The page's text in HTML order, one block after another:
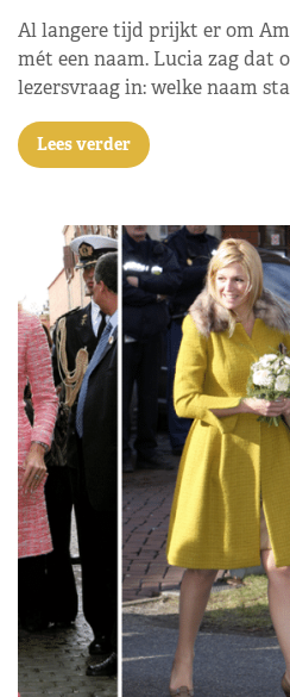
Al langere tijd prijkt er om
mét een naam. Lucia zag dat
lezersvraag in: welke naam
Lees verder